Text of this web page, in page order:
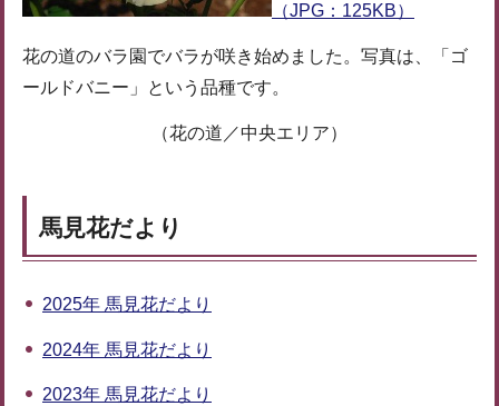
（JPG：125KB）
花の道のバラ園でバラが咲き始めました。写真は、「ゴ
ールドバニー」という品種です。
（花の道／中央エリア）
馬見花だより
2025年 馬見花だより
2024年 馬見花だより
2023年 馬見花だより